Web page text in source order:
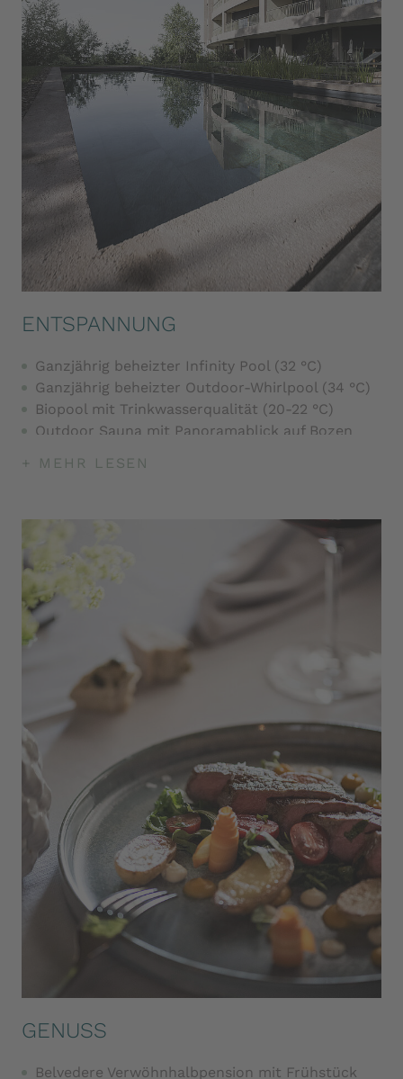
ENTSPANNUNG
Ganzjährig beheizter Infinity Pool (32 °C)
Ganzjährig beheizter Outdoor-Whirlpool (34 °C)
Biopool mit Trinkwasserqualität (20-22 °C)
Outdoor Sauna mit Panoramablick auf Bozen
Infrarotkabinen
Tauchbecken (10-15°C)
Mehrmals wöchentliche Saunaaufgüsse
Ruheräume auf zwei Ebenen
Genussgarten
Fitnessraum
Yogaeinheiten mehrmals pro Woche
Wellnesstasche mit Bademantel und
Handtüchern
Slippers erhalten Sie auf Nachfrage an der
+ MEHR LESEN
GENUSS
Belvedere Verwöhnhalbpension mit Frühstück